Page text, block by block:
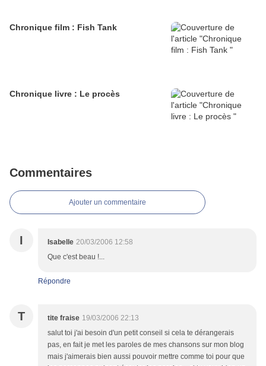
Chronique film : Fish Tank
Chronique livre : Le procès
Commentaires
Ajouter un commentaire
I Isabelle 20/03/2006 12:58
Que c'est beau !...
Répondre
T tite fraise 19/03/2006 22:13
salut toi j'ai besoin d'un petit conseil si cela te dérangerais
pas, en fait je met les paroles de mes chansons sur mon blog
mais j'aimerais bien aussi pouvoir mettre comme toi pour que